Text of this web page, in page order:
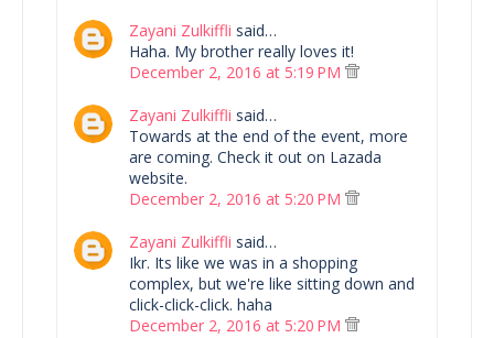
Zayani Zulkiffli said…
Haha. My brother really loves it!
December 2, 2016 at 5:19 PM
Zayani Zulkiffli said…
Towards at the end of the event, more
are coming. Check it out on Lazada
website.
December 2, 2016 at 5:20 PM
Zayani Zulkiffli said…
Ikr. Its like we was in a shopping
complex, but we're like sitting down and
click-click-click. haha
December 2, 2016 at 5:20 PM